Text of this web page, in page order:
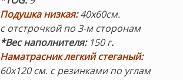
Подушка низкая:40х60см.
с отстрочкой по 3-м сторонам
*Вес наполнителя: 150 г.
Наматрасник легкий стеганый:
60х120 см. с резинками по углам